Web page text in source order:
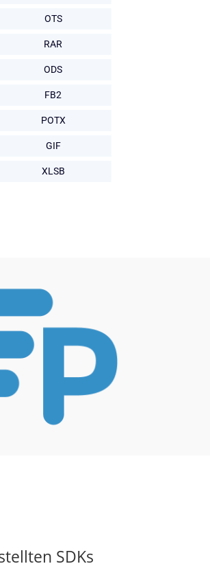
OTS
RAR
ODS
FB2
POTX
GIF
XLSB
SDKs